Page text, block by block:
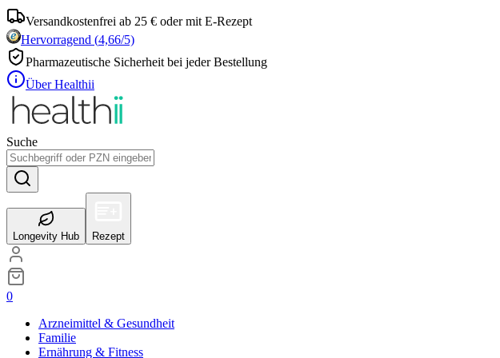
Versandkostenfrei ab 25 € oder mit E-Rezept
Hervorragend (4,66/5)
Pharmazeutische Sicherheit bei jeder Bestellung
Über Healthii
Suche
Longevity Hub Rezept
0
Arzneimittel & Gesundheit
Familie
Ernährung & Fitness